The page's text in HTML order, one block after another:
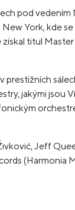
pod vedením
York, kde
titul
jakými jsou
Jeff
(Harmonia